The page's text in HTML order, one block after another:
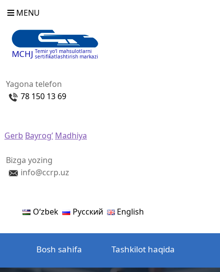
MENU
MCHJ Temir yo‘l mahsulotlarni
sertifikatlashtirish markazi
Yagona telefon
78 150 13 69
Gerb Bayrog’ Madhiya
Bizga yozing
info@ccrp.uz
Oʻzbek Русский English
Bosh sahifa Tashkilot haqida